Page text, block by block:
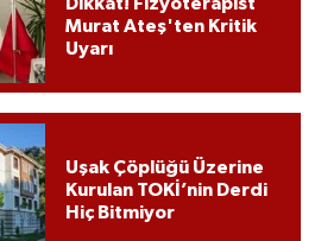
Murat Ateş'ten Kritik
Uyarı
Uşak Çöplüğü Üzerine
Kurulan TOKİ’nin Derdi
Hiç Bitmiyor